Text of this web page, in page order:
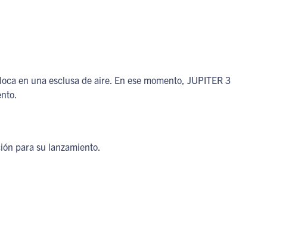
en una esclusa de aire. En ese momento, JUPITER 3
para su lanzamiento.